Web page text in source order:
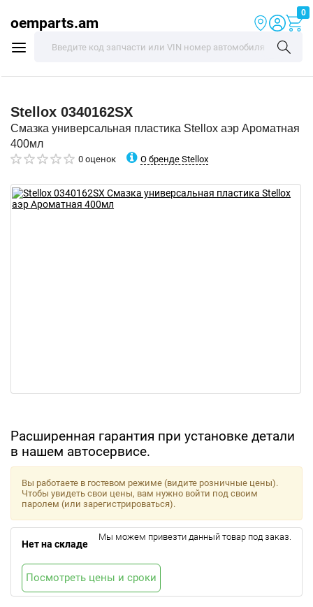
oemparts.am
0
Stellox 0340162SX
Смазка универсальная пластика Stellox аэр Ароматная
400мл
0 оценок О бренде Stellox
Расширенная гарантия при установке детали
в нашем автосервисе.
Вы работаете в гостевом режиме (видите розничные цены).
Чтобы увидеть свои цены, вам нужно войти под своим
паролем (или зарегистрироваться).
Нет на складе
Мы можем привезти данный товар под заказ.
Посмотреть цены и сроки